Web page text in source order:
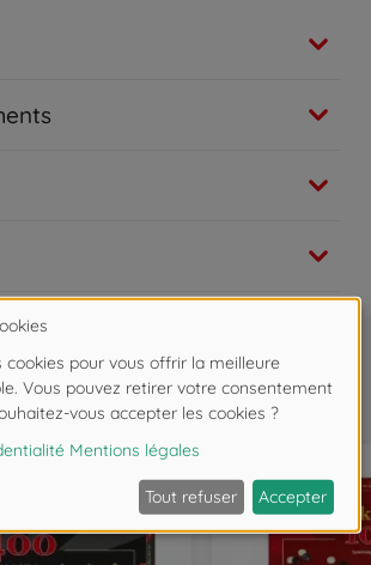
achetés ensemble